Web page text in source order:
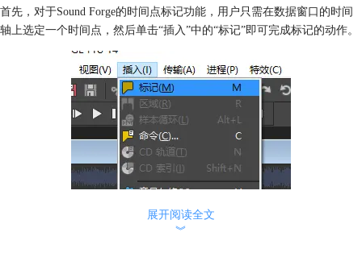
首先，对于Sound Forge的时间点标记功能，用户只需在数据窗口的时间
轴上选定一个时间点，然后单击“插入”中的“标记”即可完成标记的动作。
展开阅读全文
︾